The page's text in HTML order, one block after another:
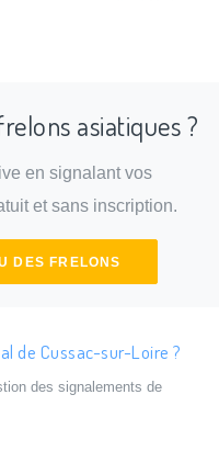
asiatiques ?
en signalant vos
et sans inscription.
DES FRELONS
de Cussac-sur-Loire ?
des signalements de